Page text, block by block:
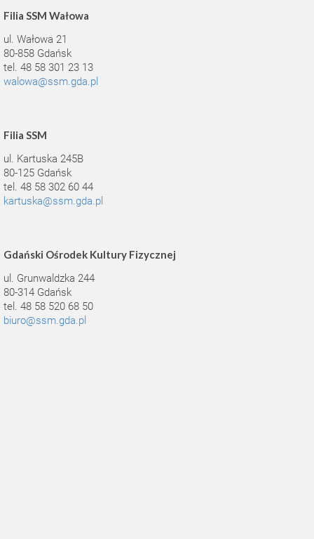
Filia SSM Wałowa
ul. Wałowa 21
80-858 Gdańsk
tel. 48 58 301 23 13
walowa@ssm.gda.pl
Filia SSM
ul. Kartuska 245B
80-125 Gdańsk
tel. 48 58 302 60 44
kartuska@ssm.gda.pl
Gdański Ośrodek Kultury Fizycznej
ul. Grunwaldzka 244
80-314 Gdańsk
tel. 48 58 520 68 50
biuro@ssm.gda.pl